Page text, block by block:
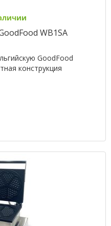
WB1SA
GoodFood
конструкция